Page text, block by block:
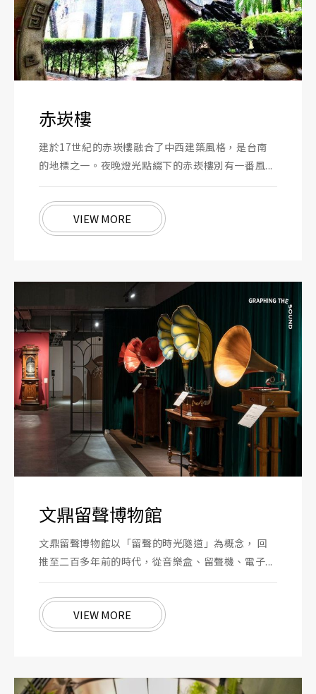
赤崁樓
建於17世紀的赤崁樓融合了中西建築風格，是台南
的地標之一。夜晚燈光點綴下的赤崁樓別有一番風...
VIEW MORE
文鼎留聲博物館
文鼎留聲博物館以「留聲的時光隧道」為概念， 回
推至二百多年前的時代，從音樂盒、留聲機、電子...
VIEW MORE